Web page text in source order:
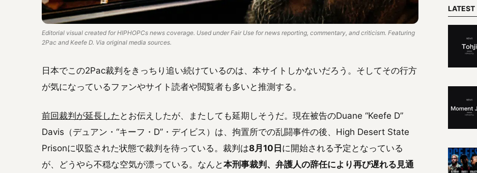
Editorial visual created for HIPHOPCs news coverage. Used under Fair Use for news reporting, commentary, and criticism. Featuring
2Pac and Keefe D. Via original media sources.
日本でこの2Pac裁判をきっちり追い続けているのは、本サイトしかないだろう。そしてその行方
が気になっているファンやサイト読者や閲覧者も多いと推測する。
前回裁判が延長した とお伝えしたが、またしても延期しそうだ。現在被告のDuane “Keefe D”
Davis（デュアン・“キーフ・D”・デイビス）は、拘置所での乱闘事件の後、High Desert State
Prisonに収監された状態で裁判を待っている。裁判は8月10日 に開始される予定となっている
が、どうやら不穏な空気が漂っている。なんと本刑事裁判、弁護人の辞任により再び遅れる見通
LATEST